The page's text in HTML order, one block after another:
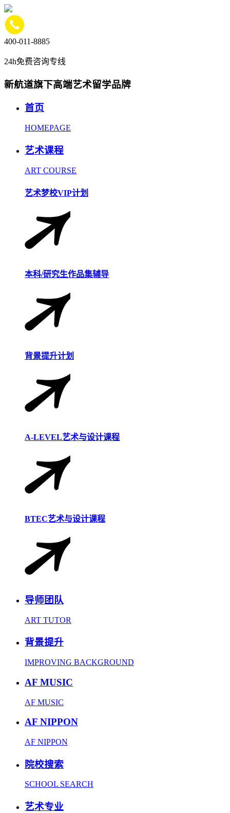
400-011-8885
24h免费咨询专线
新航道旗下高端艺术留学品牌
首页
HOMEPAGE
艺术课程
ART COURSE
艺术梦校VIP计划
本科/研究生作品集辅导
背景提升计划
A-LEVEL艺术与设计课程
BTEC艺术与设计课程
导师团队
ART TUTOR
背景提升
IMPROVING BACKGROUND
AF MUSIC
AF MUSIC
AF NIPPON
AF NIPPON
院校搜索
SCHOOL SEARCH
艺术专业